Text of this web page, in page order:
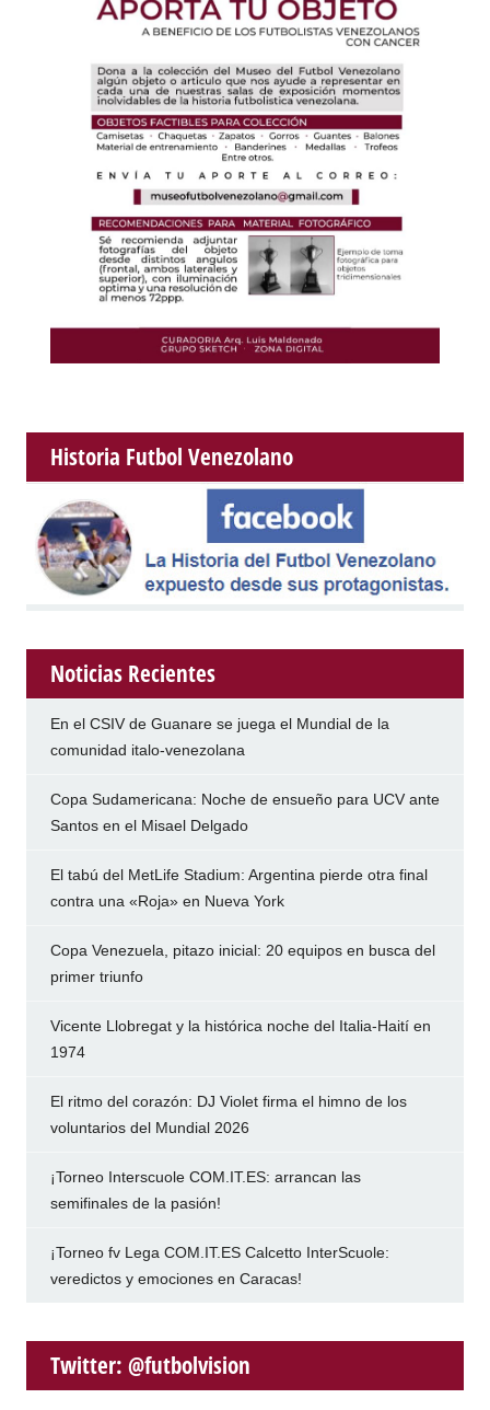
Historia Futbol Venezolano
Noticias Recientes
En el CSIV de Guanare se juega el Mundial de la
comunidad italo-venezolana
Copa Sudamericana: Noche de ensueño para UCV ante
Santos en el Misael Delgado
El tabú del MetLife Stadium: Argentina pierde otra final
contra una «Roja» en Nueva York
Copa Venezuela, pitazo inicial: 20 equipos en busca del
primer triunfo
Vicente Llobregat y la histórica noche del Italia-Haití en
1974
El ritmo del corazón: DJ Violet firma el himno de los
voluntarios del Mundial 2026
¡Torneo Interscuole COM.IT.ES: arrancan las
semifinales de la pasión!
¡Torneo fv Lega COM.IT.ES Calcetto InterScuole:
veredictos y emociones en Caracas!
Twitter: @futbolvision